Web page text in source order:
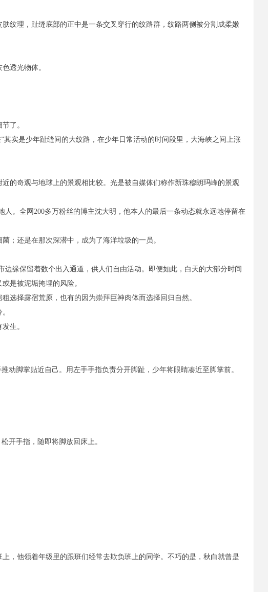
理，趾缝底部的正中是一条交叉穿行的纹路群，纹路两侧被分割成柔嫩
透光物体。
了。
实是少年趾缝间的大纹路，在少年日常活动的时间段里，大海峡之间上涨
奇观与地球上的景观相比较。光是被自媒体们称作新珠穆朗玛峰的景观
。全网200多万粉丝的博主沈大明，他本人的最后一条动态就永远地停留在
还是在那次深潜中，成为了海洋垃圾的一员。
缘保留着数个出入通道，供人们自由活动。即便如此，白天的大部分时间
是被泥垢掩埋的风险。
择露宿荒原，也有的因为崇拜巨神肉体而选择回归自然。
生。
脚掌贴近自己。用左手手指负责分开脚趾，少年将眼睛凑近至脚掌前。
开手指，随即将脚放回床上。
他领着年级里的跟班们经常去欺负班上的同学。不巧的是，秋白就曾是